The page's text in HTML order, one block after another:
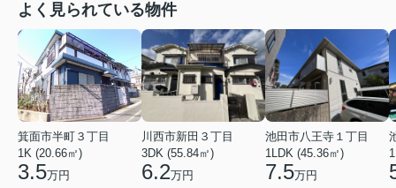
よく見られている物件
箕面市半町３丁目
1K (20.66㎡)
3.5万円
川西市新田３丁目
3DK (55.84㎡)
6.2万円
池田市八王寺１丁目
1LDK (45.36㎡)
7.5万円